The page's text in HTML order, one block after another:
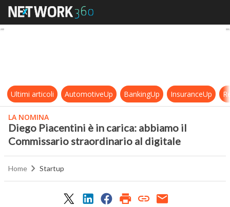
Diego Piacentini è in carica:
Ultimi articoli AutomotiveUp BankingUp InsuranceUp
LA NOMINA
Diego Piacentini è in carica: abbiamo il
Commissario straordinario al digitale
Home Startup